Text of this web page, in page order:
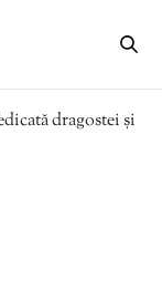
dragostei și